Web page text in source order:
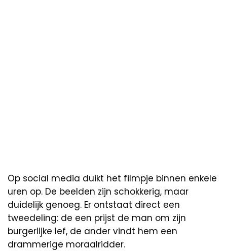
Op social media duikt het filmpje binnen enkele
uren op. De beelden zijn schokkerig, maar
duidelijk genoeg. Er ontstaat direct een
tweedeling: de een prijst de man om zijn
burgerlijke lef, de ander vindt hem een
drammerige moraalridder.